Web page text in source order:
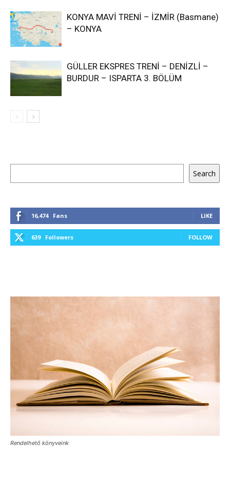
KONYA MAVİ TRENİ – İZMİR (Basmane)
– KONYA
GÜLLER EKSPRES TRENİ – DENİZLİ –
BURDUR – ISPARTA 3. BÖLÜM
Search
16,474 Fans LIKE
639 Followers FOLLOW
Rendelhető könyveink